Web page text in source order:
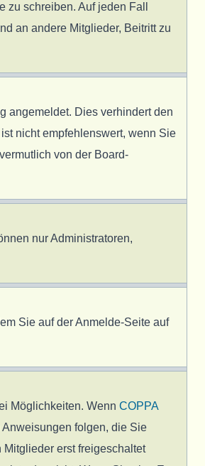
schreiben. Auf jeden Fall
an andere Mitglieder, Beitritt zu
angemeldet. Dies verhindert den
nicht empfehlenswert, wenn Sie
von der Board-
nur Administratoren,
Sie auf der Anmelde-Seite auf
Möglichkeiten. Wenn COPPA
folgen, die Sie
erst freigeschaltet